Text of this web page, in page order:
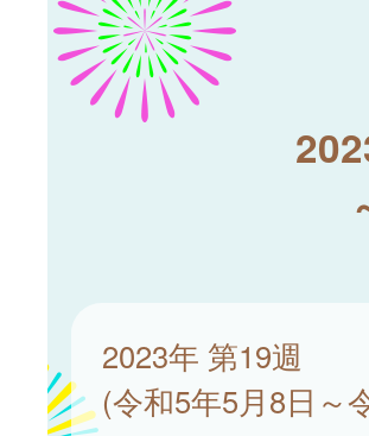
2023年 第19週
(令和5年5月8日～